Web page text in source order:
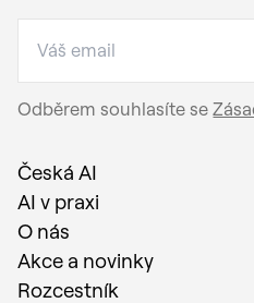
Odběrem souhlasíte se
Česká AI
AI v praxi
O nás
Akce a novinky
Rozcestník